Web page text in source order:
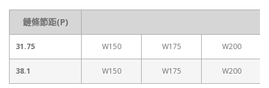
鏈條節距(P)
31.75 W150 W175 W200
38.1 W150 W175 W200